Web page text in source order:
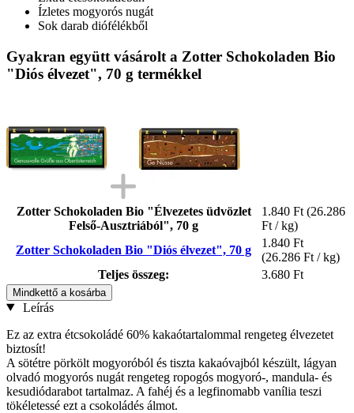
Ízletes mogyorós nugát
Sok darab diófélékből
Gyakran együtt vásárolt a Zotter Schokoladen Bio
"Diós élvezet", 70 g termékkel
Zotter Schokoladen Bio "Élvezetes üdvözlet
Felső-Ausztriából", 70 g
1.840 Ft (26.286
Ft / kg)
Zotter Schokoladen Bio "Diós élvezet", 70 g
1.840 Ft
(26.286 Ft / kg)
Teljes összeg:
3.680 Ft
Mindkettő a kosárba
Leírás
Ez az extra étcsokoládé 60% kakaótartalommal rengeteg élvezetet
biztosít!
A sötétre pörkölt mogyoróból és tiszta kakaóvajból készült, lágyan
olvadó mogyorós nugát rengeteg ropogós mogyoró-, mandula- és
kesudiódarabot tartalmaz. A fahéj és a legfinomabb vanília teszi
tökéletessé ezt a csokoládés álmot.